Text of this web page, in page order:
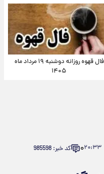
فال قهوه روزانه دوشنبه ۱۹ مرداد ماه
۱۴۰۵
۲۰:۳۳۰ کد خبر: 985598